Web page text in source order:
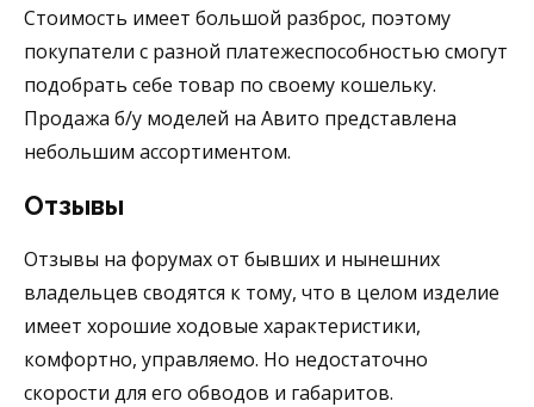
Стоимость имеет большой разброс, поэтому
покупатели с разной платежеспособностью смогут
подобрать себе товар по своему кошельку.
Продажа б/у моделей на Авито представлена
небольшим ассортиментом.
Отзывы
Отзывы на форумахот бывших и нынешних
владельцев сводятся к тому, что в целом изделие
имеет хорошие ходовые характеристики,
комфортно, управляемо. Но недостаточно
скорости для его обводов и габаритов.